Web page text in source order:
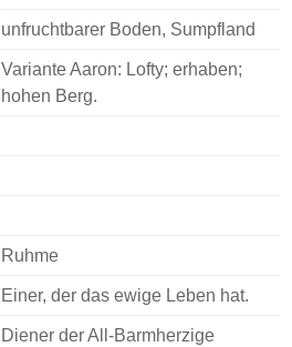
unfruchtbarer Boden, Sumpfland
Variante Aaron: Lofty; erhaben;
hohen Berg.
Ruhme
Einer, der das ewige Leben hat.
Diener der All-Barmherzige